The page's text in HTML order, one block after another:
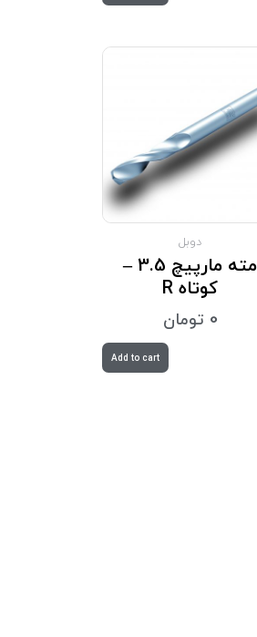
دوبل
مته مارپیچ 3.5 –
کوتاه R
0 تومان
Add to cart